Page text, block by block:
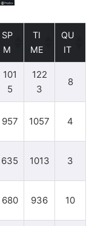
SP
M
TI
ME
QU
IT
101
5
122
3
8
957 1057 4
635 1013 3
680 936 10